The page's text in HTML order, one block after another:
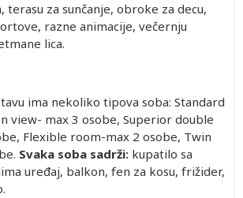
terasu za sunčanje, obroke za decu,
razne animacije, večernju
lica.
ima nekoliko tipova soba: Standard
view- max 3 osobe, Superior double
Flexible room-max 2 osobe, Twin
Svaka soba sadrži: kupatilo sa
uređaj, balkon, fen za kosu, frižider,